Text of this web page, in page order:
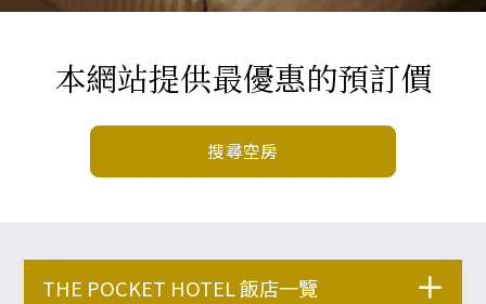
本網站提供最優惠的預訂價
搜尋空房
THE POCKET HOTEL 飯店一覽